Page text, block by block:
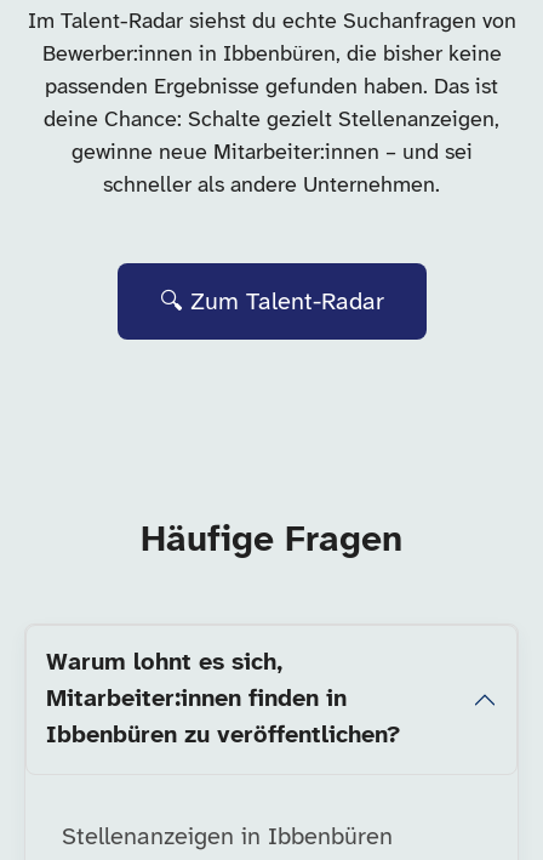
Im Talent-Radar siehst du echte Suchanfragen von
Bewerber:innen in Ibbenbüren, die bisher keine
passenden Ergebnisse gefunden haben. Das ist
deine Chance: Schalte gezielt Stellenanzeigen,
gewinne neue Mitarbeiter:innen – und sei
schneller als andere Unternehmen.
🔍 Zum Talent-Radar
Häufige Fragen
Warum lohnt es sich,
Mitarbeiter:innen finden in
Ibbenbüren zu veröffentlichen?
Stellenanzeigen in Ibbenbüren